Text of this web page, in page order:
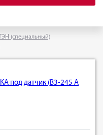
ТЭН (специальный)